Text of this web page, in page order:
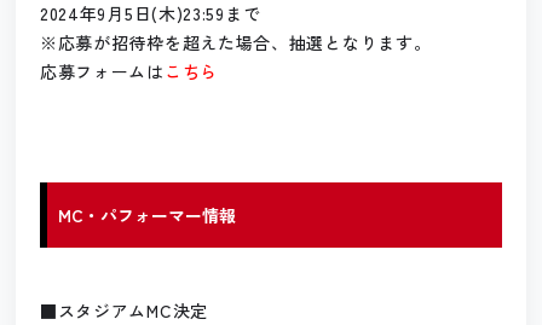
2024年9月5日(木)23:59まで
※応募が招待枠を超えた場合、抽選となります。
応募フォームは こちら
MC・パフォーマー情報
■スタジアムMC決定